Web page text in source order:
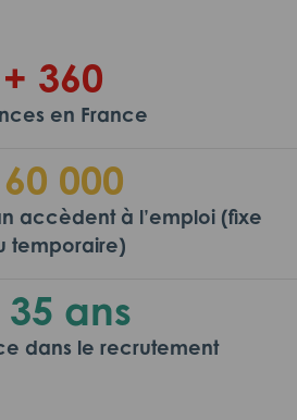
+ 360
en France
000
accèdent à l’emploi (fixe
temporaire)
35 ans
dans le recrutement